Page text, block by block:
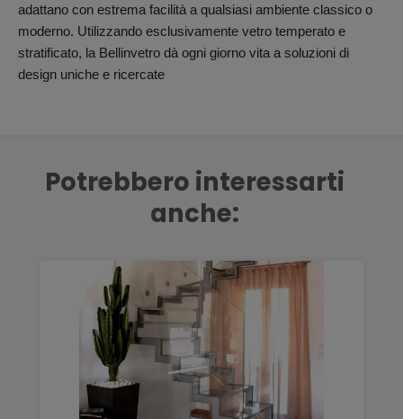
adattano con estrema facilità a qualsiasi ambiente classico o
moderno. Utilizzando esclusivamente vetro temperato e
stratificato, la Bellinvetro dà ogni giorno vita a soluzioni di
design uniche e ricercate
Potrebbero interessarti
anche: